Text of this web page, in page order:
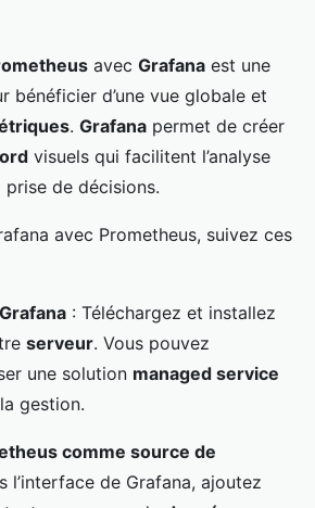
avec Grafana est une
bénéficier d’une vue globale et
. Grafana permet de créer
visuels qui facilitent l’analyse
prise de décisions.
avec Prometheus, suivez ces
: Téléchargez et installez
serveur. Vous pouvez
une solution managed service
gestion.
comme source de
l’interface de Grafana, ajoutez